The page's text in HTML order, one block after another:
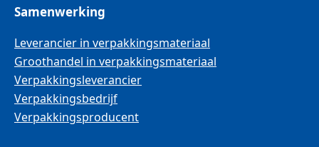
Samenwerking
Leverancier in verpakkingsmateriaal
Groothandel in verpakkingsmateriaal
Verpakkingsleverancier
Verpakkingsbedrijf
Verpakkingsproducent